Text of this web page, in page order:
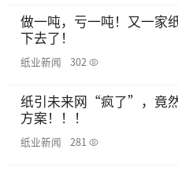
做一吨，亏一吨！又一家
下去了！
纸业新闻 302
纸引未来网“疯了”，竟
方案！！！
纸业新闻 281